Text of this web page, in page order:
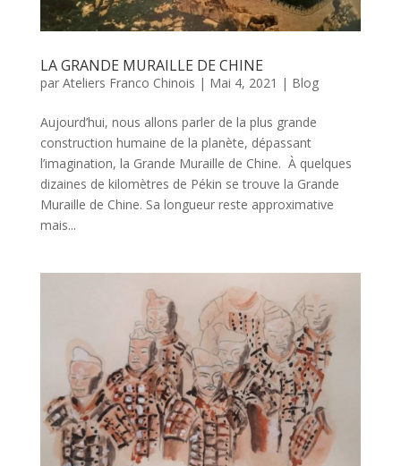
LA GRANDE MURAILLE DE CHINE
par Ateliers Franco Chinois | Mai 4, 2021 | Blog
Aujourd’hui, nous allons parler de la plus grande
construction humaine de la planète, dépassant
l’imagination, la Grande Muraille de Chine. À quelques
dizaines de kilomètres de Pékin se trouve la Grande
Muraille de Chine. Sa longueur reste approximative
mais...